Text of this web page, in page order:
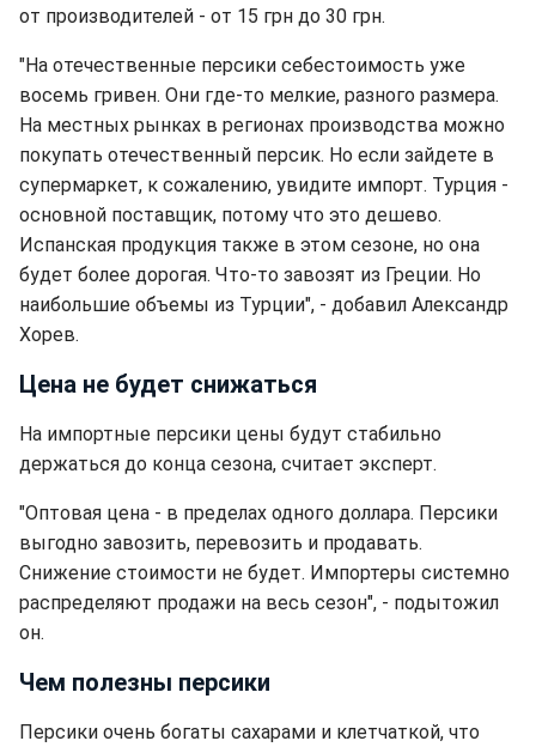
от производителей - от 15 грн до 30 грн.
"На отечественные персики себестоимость уже
восемь гривен. Они где-то мелкие, разного размера.
На местных рынках в регионах производства можно
покупать отечественный персик. Но если зайдете в
супермаркет, к сожалению, увидите импорт. Турция -
основной поставщик, потому что это дешево.
Испанская продукция также в этом сезоне, но она
будет более дорогая. Что-то завозят из Греции. Но
наибольшие объемы из Турции", - добавил Александр
Хорев.
Цена не будет снижаться
На импортные персики цены будут стабильно
держаться до конца сезона, считает эксперт.
"Оптовая цена - в пределах одного доллара. Персики
выгодно завозить, перевозить и продавать.
Снижение стоимости не будет. Импортеры системно
распределяют продажи на весь сезон", - подытожил
он.
Чем полезны персики
Персики очень богаты сахарами и клетчаткой, что